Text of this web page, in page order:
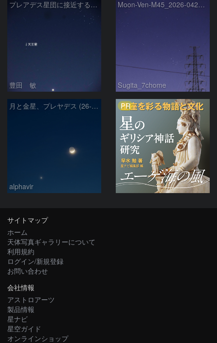
プレアデス星団に接近する金星と天王星 2026/4/21
豊田 敏
Moon-Ven-M45_2026-0420-1937
Sugita_7chome
月と金星、プレヤデス (26-04-19)
alphavir
PR
サイトマップ
ホーム
天体写真ギャラリーについて
利用規約
ログイン/新規登録
お問い合わせ
会社情報
アストロアーツ
製品情報
星ナビ
星空ガイド
オンラインショップ